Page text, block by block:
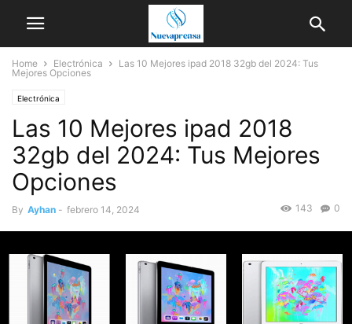
Home Electrónica
Las 10 Mejores ipad 2018 32gb del 2024: Tus
Mejores Opciones
Electrónica
Las 10 Mejores ipad 2018
32gb del 2024: Tus Mejores
Opciones
By Ayhan - febrero 14, 2024 0
143